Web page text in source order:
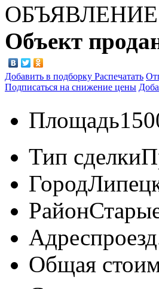
ОБЪЯВЛЕНИЕ
Объект
Добавить в подборку Распечатать
Подписаться на снижение цены
Площадь
Тип сделки
Город
Район
Адрес
Общая